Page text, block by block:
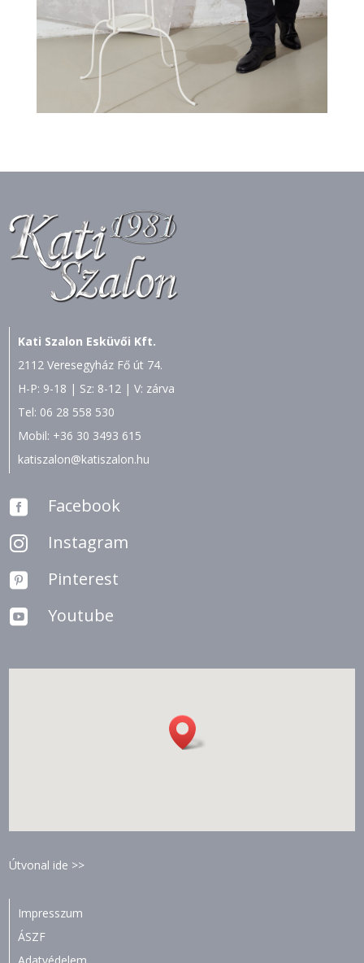
Kati Szalon Esküvői Kft.
2112 Veresegyház Fő út 74.
H-P: 9-18 | Sz: 8-12 | V: zárva
Tel: 06 28 558 530
Mobil: +36 30 3493 615
katiszalon@katiszalon.hu
 Facebook
 Instagram
 Pinterest
 Youtube
Útvonal ide >>
Impresszum
ÁSZF
Adatvédelem